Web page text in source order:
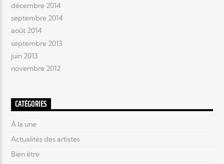
décembre 2014
septembre 2014
août 2014
septembre 2013
juin 2013
novembre 2012
CATÉGORIES
À la une
Actualités des artistes
Bien être